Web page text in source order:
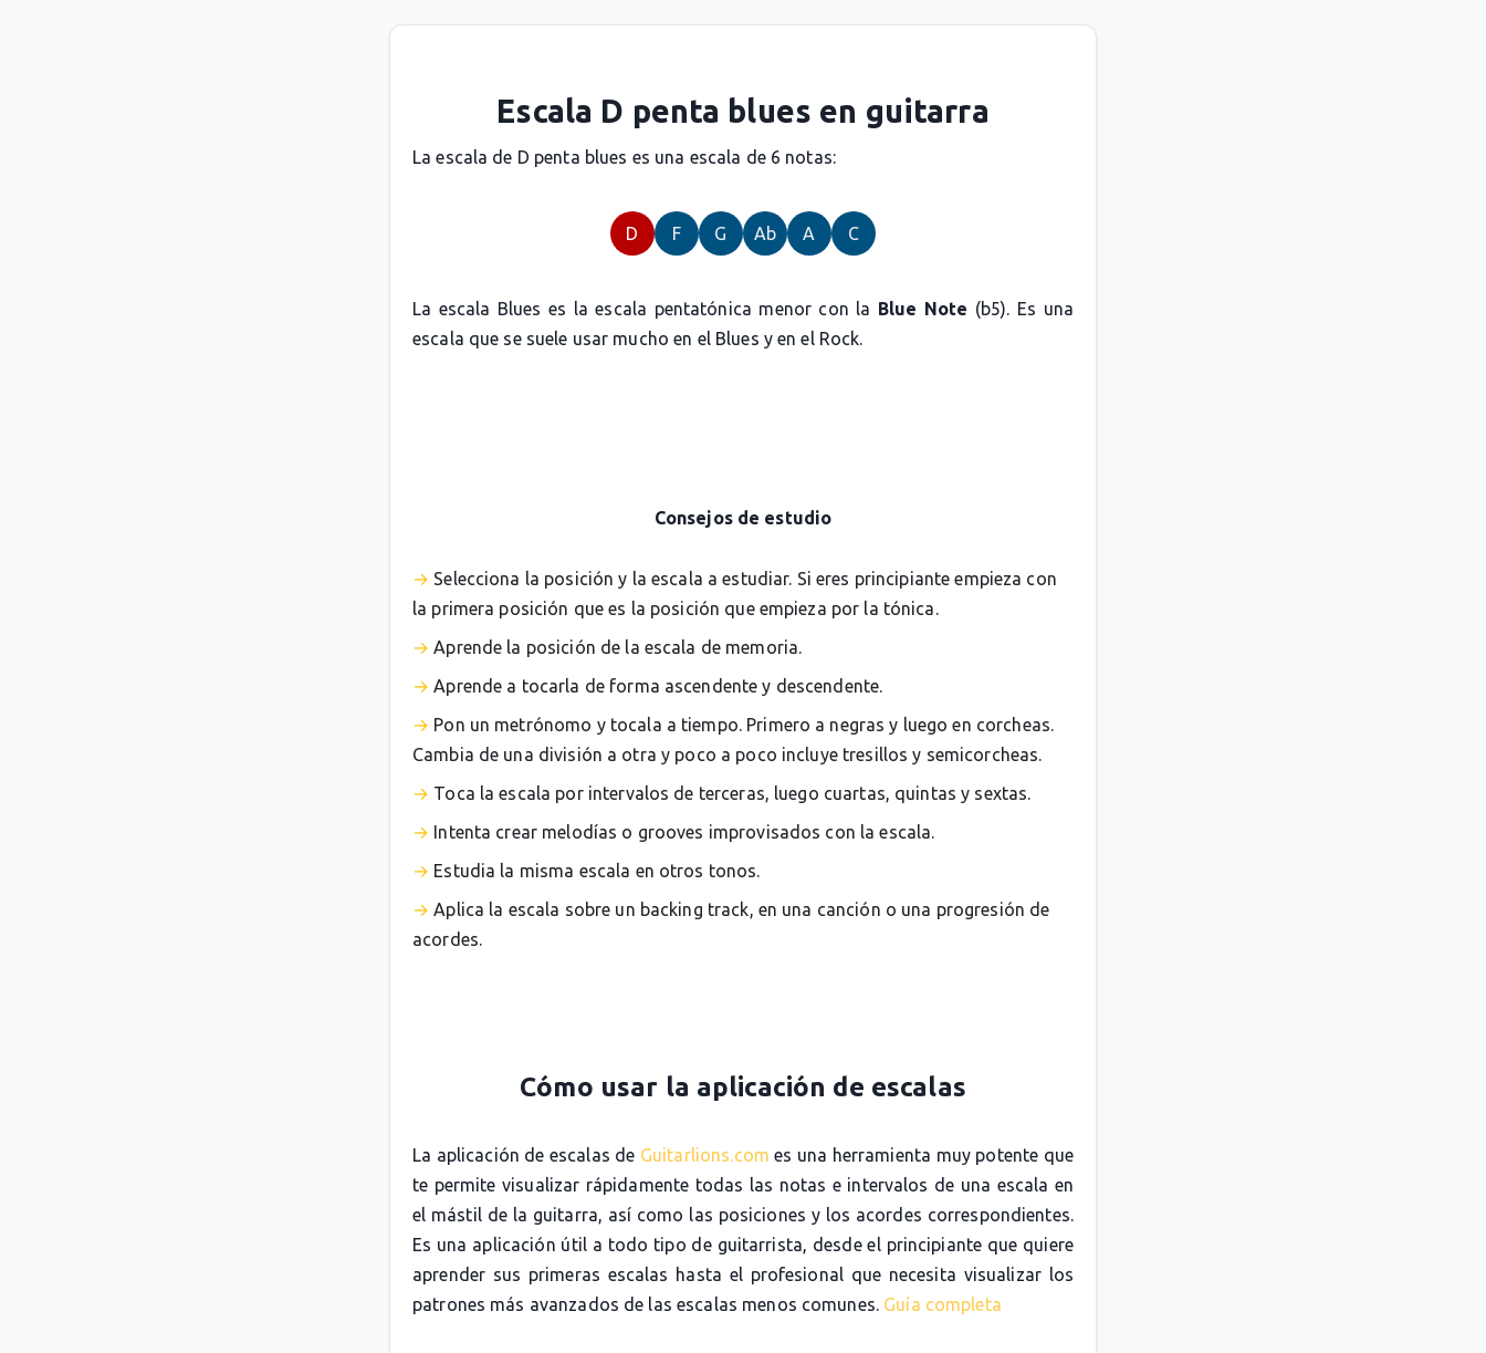
Escala D penta blues en guitarra
La escala de D penta blues es una escala de 6 notas:
D F G Ab A C
La escala Blues es la escala pentatónica menor con la Blue Note (b5). Es una
escala que se suele usar mucho en el Blues y en el Rock.
Consejos de estudio
Selecciona la posición y la escala a estudiar. Si eres principiante empieza con
la primera posición que es la posición que empieza por la tónica.
Aprende la posición de la escala de memoria.
Aprende a tocarla de forma ascendente y descendente.
Pon un metrónomo y tocala a tiempo. Primero a negras y luego en corcheas.
Cambia de una división a otra y poco a poco incluye tresillos y semicorcheas.
Toca la escala por intervalos de terceras, luego cuartas, quintas y sextas.
Intenta crear melodías o grooves improvisados con la escala.
Estudia la misma escala en otros tonos.
Aplica la escala sobre un backing track, en una canción o una progresión de
acordes.
Cómo usar la aplicación de escalas
La aplicación de escalas de Guitarlions.com es una herramienta muy potente que
te permite visualizar rápidamente todas las notas e intervalos de una escala en
el mástil de la guitarra, así como las posiciones y los acordes correspondientes.
Es una aplicación útil a todo tipo de guitarrista, desde el principiante que quiere
aprender sus primeras escalas hasta el profesional que necesita visualizar los
patrones más avanzados de las escalas menos comunes. Guía completa